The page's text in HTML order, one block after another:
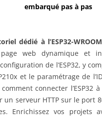
embarqué pas à pas
dédié à l’ESP32-
web dynamique et
de l’ESP32, y
et le paramétrage de
connecter l’ESP32
un serveur HTTP sur le port
Enrichissez vos projets